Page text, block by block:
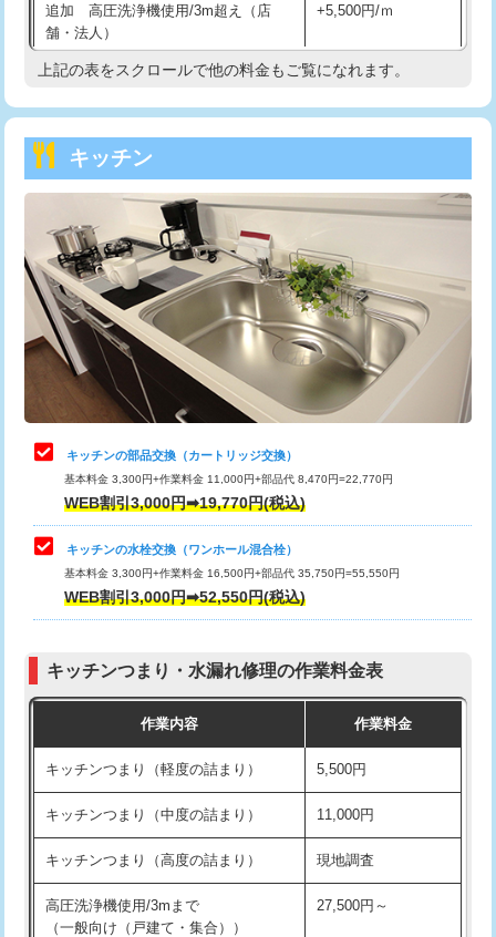
持込商品取付（浄水器・分岐水栓） 16,500円
持込商品取付（温水洗浄便座） 22,000円
持込商品取付（普通便座⇔温水洗浄便
22,000円
給水管工事※（ホール加工)
給水管工事※（バンド止め) 3,300円
給水管工事※（支持金具設置) 5,500円
給水管工事※（保温材使用（バンド止
め込み）)
5,500円
給水管工事※（土の掘削・埋め戻し作
11,000円
給水管工事※（塩ビ管（VP・HI）使
用/3ｍまで)
給水管工事※（塩ビ管（VP・HI）使
用（追加）/3ｍ超え)
給水管工事※（ライニング鋼管・銅
管・ポリ管・HT管使用/3ｍまで)
44,000円
管・ポリ管・HT管使用/3ｍ超え)
排水管工事（土の掘削・埋め戻し作
11,000円~
排水管工事（排水管工事/3ｍまで） 55,000円
排水管工事（追加 排水管工事/3ｍ超
+11,000円
マス交換（土の掘削・埋め戻し作業）
追加 高圧洗浄機使用/3m超え（店
舗・法人）
+5,500円/ｍ
高度高圧洗浄換 現地調査
トーラー機使用/3mまで
追加トーラー機使用/3m超え +3,300円
カメラ調査 33,000円
桝清掃 8,800円
止水・漏水調査・防水処理・清掃・修
理・調整・分解・加工など（軽作業）
11,000円
止水・漏水調査・防水処理・清掃・修
理・調整・分解・加工など（中作業）
22,000円
止水・漏水調査・防水処理・清掃・修
理・調整・分解・加工など（重作業）
33,000円
お風呂タンク脱着
その他部品の脱着
式・ワンホール）)
交換・取付(排水栓・排水トラップ
22,000円+材料費
上記の表をスクロールで他の料金もご覧になれます。
キッチン
キッチンの部品交換（カートリッジ交換）
基本料金 3,300円+作業料金 11,000円+部品代 8,470円=22,770円
WEB割引3,000円➡19,770円(税込)
キッチンの水栓交換（ワンホール混合栓）
基本料金 3,300円+作業料金 16,500円+部品代 35,750円=55,550円
WEB割引3,000円➡52,550円(税込)
キッチンつまり・水漏れ修理の作業料金表
作業内容 作業料金
キッチンつまり（軽度の詰まり） 5,500円
キッチンつまり（中度の詰まり） 11,000円
キッチンつまり（高度の詰まり） 現地調査
高圧洗浄機使用/3mまで
（一般向け（戸建て・集合））
27,500円～